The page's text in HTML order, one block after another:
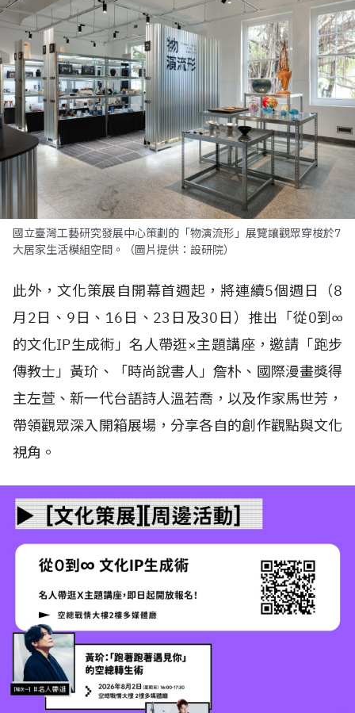
國立臺灣工藝研究發展中心策劃的「物演流形」展覽讓觀眾穿梭於7
大居家生活模組空間。（圖片提供：設研院）
此外，文化策展自開幕首週起，將連續5個週日（8
月2日、9日、16日、23日及30日）推出「從0到∞
的文化IP生成術」名人帶逛×主題講座，邀請「跑步
傳教士」黃玠、「時尚說書人」詹朴、國際漫畫獎得
主左萱、新一代台語詩人溫若喬，以及作家馬世芳，
帶領觀眾深入開箱展場，分享各自的創作觀點與文化
視角。